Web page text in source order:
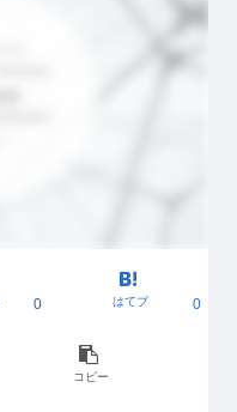
0 はてブ 0
コピー